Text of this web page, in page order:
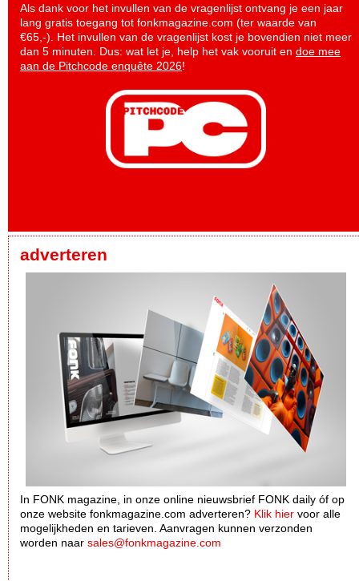
Als dank voor het invullen van de vragenlijst ontvang je een jaar
lang gratis toegang tot fonkmagazine.com (ter waarde van
€65,-). Het invullen van de vragenlijst kost je bovendien niet meer
dan 5 minuten. Dus: wat let je, help het vak vooruit en doe mee
aan de Pitchcode enquête 2026!
adverteren
In FONK magazine, in onze online nieuwsbrief FONK daily óf op
onze website fonkmagazine.com adverteren? Klik hier voor alle
mogelijkheden en tarieven. Aanvragen kunnen verzonden
worden naar sales@fonkmagazine.com